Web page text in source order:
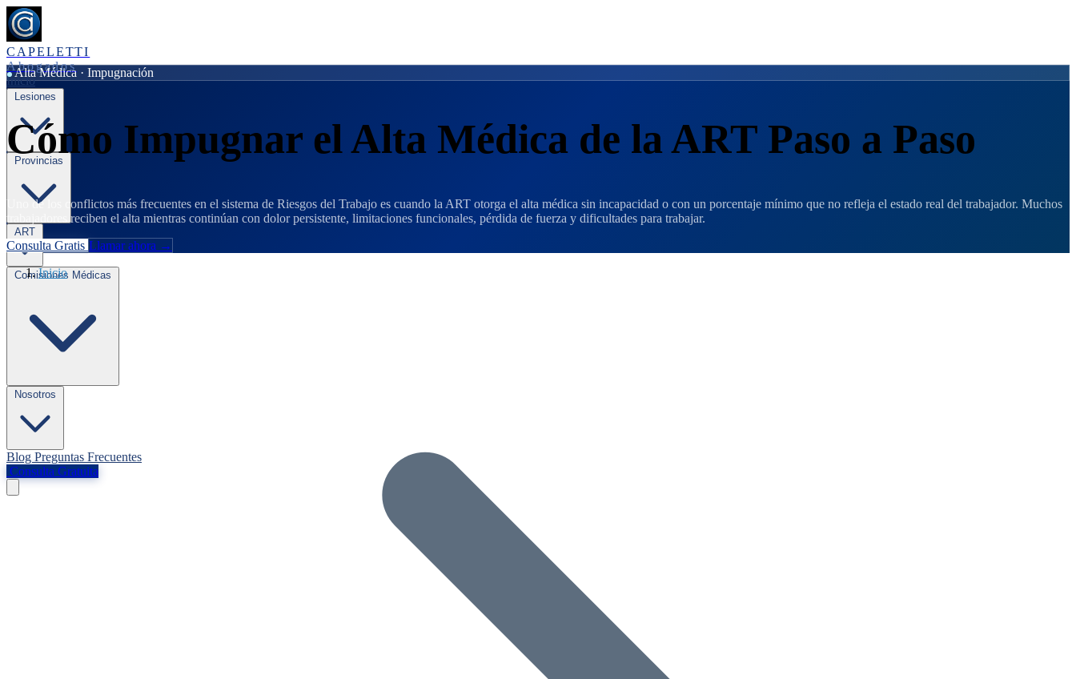
CAPELETTI
Abogados
Inicio
Blog Preguntas Frecuentes
Consulta Gratuita
Alta Médica · Impugnación
Cómo Impugnar el Alta Médica de la ART Paso a Paso
Uno de los conflictos más frecuentes en el sistema de Riesgos del Trabajo es cuando la ART otorga el alta médica sin incapacidad o con un porcentaje mínimo que no refleja el estado real del trabajador. Muchos
trabajadores reciben el alta mientras continúan con dolor persistente, limitaciones funcionales, pérdida de fuerza y dificultades para trabajar.
Consulta Gratis Llamar ahora →
Inicio